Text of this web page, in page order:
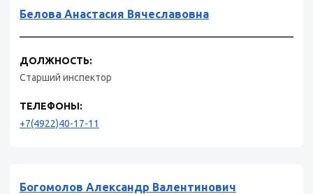
Белова Анастасия Вячеславовна
ДОЛЖНОСТЬ:
Старший инспектор
ТЕЛЕФОНЫ:
+7(4922)40-17-11
Богомолов Александр Валентинович